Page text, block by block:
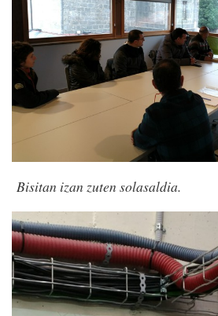
Bisitan izan zuten solasaldia.